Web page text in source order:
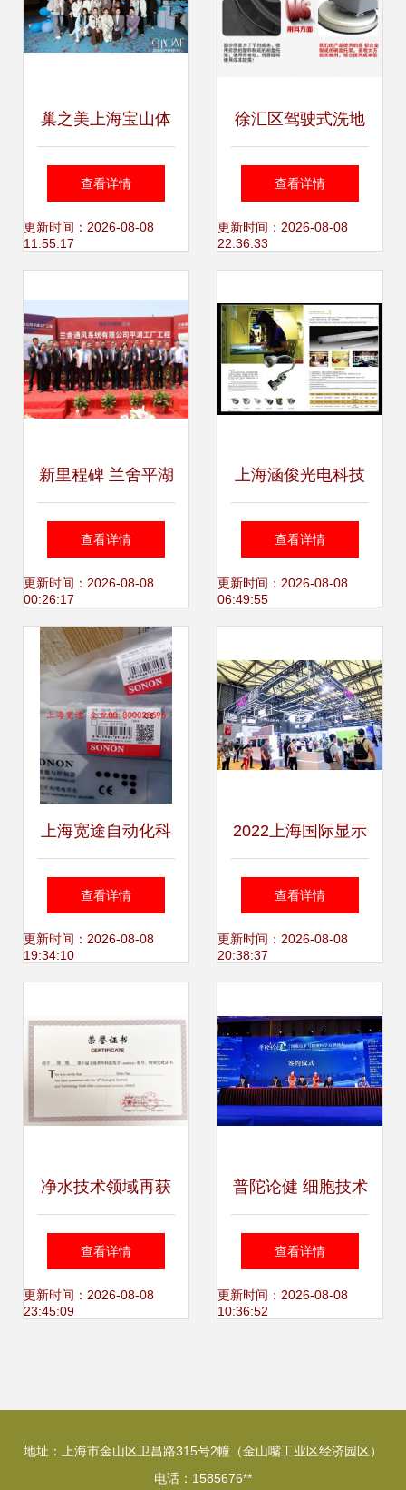
巢之美上海宝山体
验店3月18日温暖
启幕 生殖美学生根
询赋能女性新生
查看详情
更新时间：2026-08-08
11:55:17
徐汇区驾驶式洗地
机 上海洗地利器不
二之选——柔印洗
解析
查看详情
更新时间：2026-08-08
22:36:33
新里程碑 兰舍平湖
工厂建设开工仪式
圆满举行
查看详情
更新时间：2026-08-08
00:26:17
上海涵俊光电科技
大功率LED投光灯
与射灯的技术革新
查看详情
更新时间：2026-08-08
06:49:55
上海宽途自动化科
技 全面接近开关产
品列表与技术支持
查看详情
更新时间：2026-08-08
19:34:10
2022上海国际显示
技术及应用创新展
DIC与上海技术咨
查看详情
更新时间：2026-08-08
20:38:37
净水技术领域再获
殊荣 青年编委陈嫣
荣获第十届上海青
查看详情
更新时间：2026-08-08
23:45:09
普陀论健 细胞技术
与精准医学高峰论
坛在沪举行
查看详情
更新时间：2026-08-08
10:36:52
地址：上海市金山区卫昌路315号2幢（金山嘴工业区经济园区）
电话：1585676**